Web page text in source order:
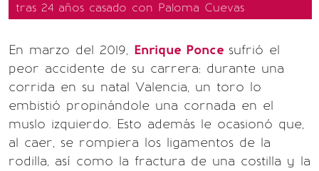
tras 24 años casado con Paloma Cuevas
En marzo del 2019, Enrique Ponce sufrió el
peor accidente de su carrera: durante una
corrida en su natal Valencia, un toro lo
embistió propinándole una cornada en el
muslo izquierdo. Esto además le ocasionó que,
al caer, se rompiera los ligamentos de la
rodilla, así como la fractura de una costilla y la